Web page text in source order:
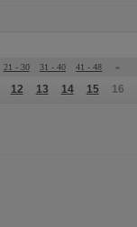
21 - 30 31 - 40 41 - 48 »
12 13 14 15 16